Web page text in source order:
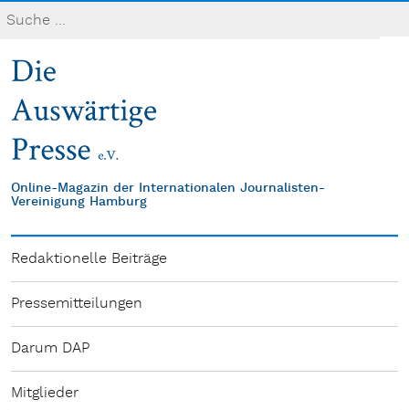
Online-Magazin der Internationalen Journalisten-
Vereinigung Hamburg
Redaktionelle Beiträge
Pressemitteilungen
Darum DAP
Mitglieder